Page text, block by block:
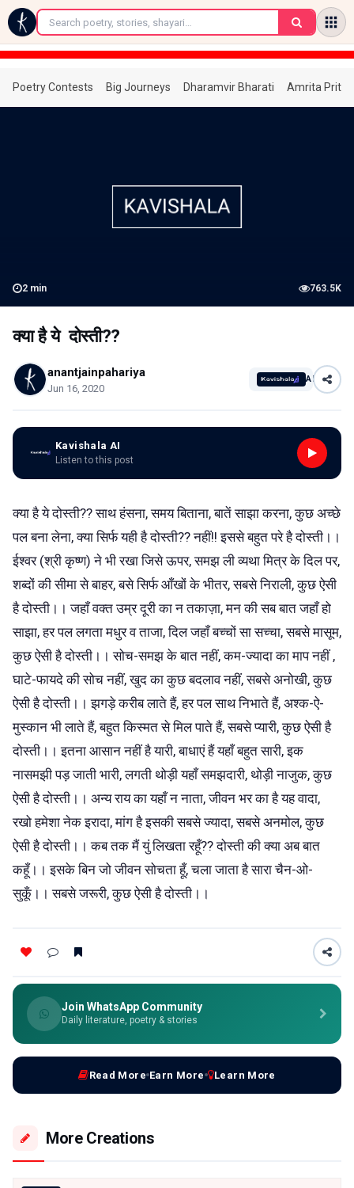
←
Poetry Contests Big Journeys Dharamvir Bharati Amrita
2 min 763.5K
क्या है ये दोस्ती??
anantjainpahariya
Jun 16, 2020
AI
Kavishala AI
Listen to this post
क्या है ये दोस्ती?? साथ हंसना, समय बिताना, बातें साझा करना, कुछ अच्छे
पल बना लेना, क्या सिर्फ यही है दोस्ती?? नहीं!! इससे बहुत परे है दोस्ती।।
ईश्वर (श्री कृष्ण) ने भी रखा जिसे ऊपर, समझ ली व्यथा मित्र के दिल पर,
शब्दों की सीमा से बाहर, बसे सिर्फ आँखों के भीतर, सबसे निराली, कुछ ऐसी
है दोस्ती।। जहाँ वक्त उम्र दूरी का न तकाज़ा, मन की सब बात जहाँ हो
साझा, हर पल लगता मधुर व ताजा, दिल जहाँ बच्चों सा सच्चा, सबसे मासूम,
कुछ ऐसी है दोस्ती।। सोच-समझ के बात नहीं, कम-ज्यादा का माप नहीं ,
घाटे-फायदे की सोच नहीं, खुद का कुछ बदलाव नहीं, सबसे अनोखी, कुछ
ऐसी है दोस्ती।। झगड़े करीब लाते हैं, हर पल साथ निभाते हैं, अश्क-ऐ-
मुस्कान भी लाते हैं, बहुत किस्मत से मिल पाते हैं, सबसे प्यारी, कुछ ऐसी है
दोस्ती।। इतना आसान नहीं है यारी, बाधाएं हैं यहाँ बहुत सारी, इक
नासमझी पड़ जाती भारी, लगती थोड़ी यहाँ समझदारी, थोड़ी नाजुक, कुछ
ऐसी है दोस्ती।। अन्य राय का यहाँ न नाता, जीवन भर का है यह वादा,
रखो हमेशा नेक इरादा, मांग है इसकी सबसे ज्यादा, सबसे अनमोल, कुछ
ऐसी है दोस्ती।। कब तक मैं युं लिखता रहूँ?? दोस्ती की क्या अब बात
कहूँ।। इसके बिन जो जीवन सोचता हूँ, चला जाता है सारा चैन-ओ-
सुकूँ।। सबसे जरूरी, कुछ ऐसी है दोस्ती।।
Join WhatsApp Community
Daily literature, poetry & stories
Read More Earn More Learn More
More Creations